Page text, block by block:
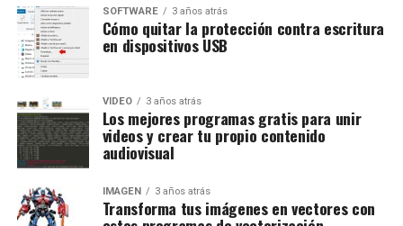
SOFTWARE 3 años atrás
Cómo quitar la protección contra escritura
en dispositivos USB
VÍDEO 3 años atrás
Los mejores programas gratis para unir
videos y crear tu propio contenido
audiovisual
IMAGEN 3 años atrás
Transforma tus imágenes en vectores con